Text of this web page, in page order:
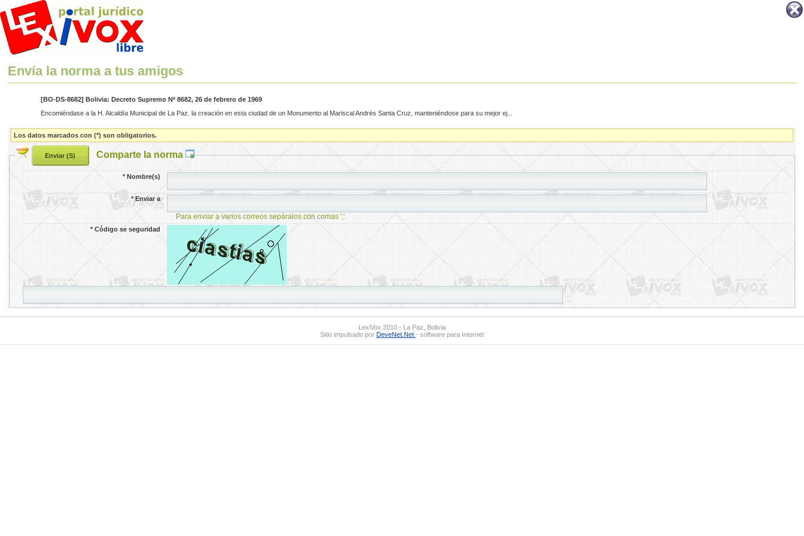
Envía la norma a tus amigos
[BO-DS-8682] Bolivia: Decreto Supremo Nº 8682, 26 de febrero de 1969
Encomiéndase a la H. Alcaldía Municipal de La Paz. la creación en esta ciudad de un Monumento al Mariscal Andrés Santa Cruz, manteniéndose para su mejor ej...
Los datos marcados con (*) son obligatorios.
Comparte la norma
*Nombre(s)
*Enviar a
Para enviar a varios correos sepáralos con comas ','.
*Código se seguridad
LexiVox 2010 - La Paz, Bolivia
Sitio impulsado por DeveNet.Net - software para Internet